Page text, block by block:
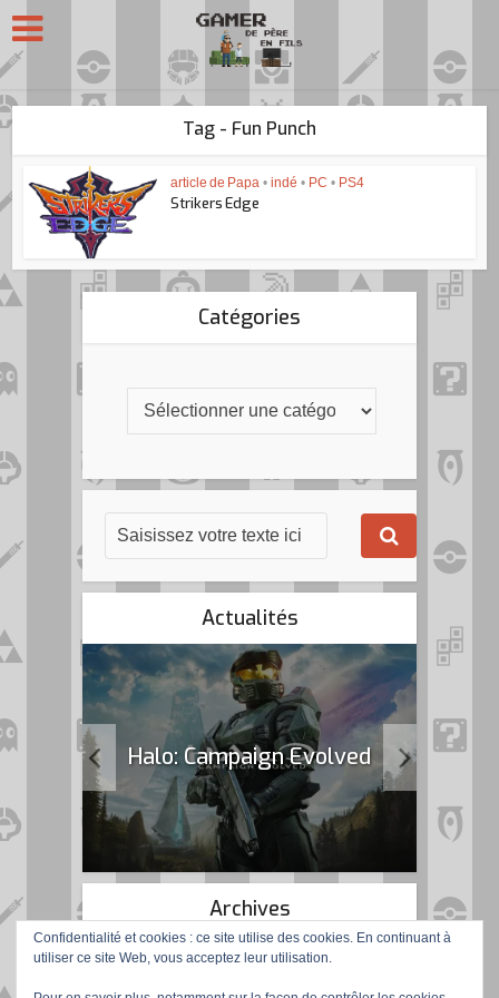
Tag - Fun Punch
article de Papa • indé • PC • PS4
Strikers Edge
Catégories
Actualités
Halo: Campaign Evolved
Archives
Confidentialité et cookies : ce site utilise des cookies. En continuant à
utiliser ce site Web, vous acceptez leur utilisation.